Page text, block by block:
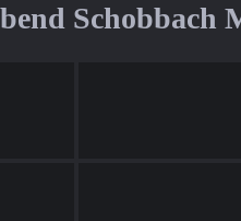
Schobbach